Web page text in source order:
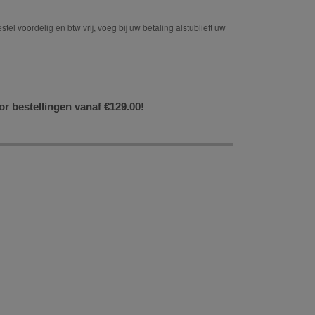
voordelig en btw vrij, voeg bij uw betaling alstublieft uw
bestellingen vanaf €129.00!